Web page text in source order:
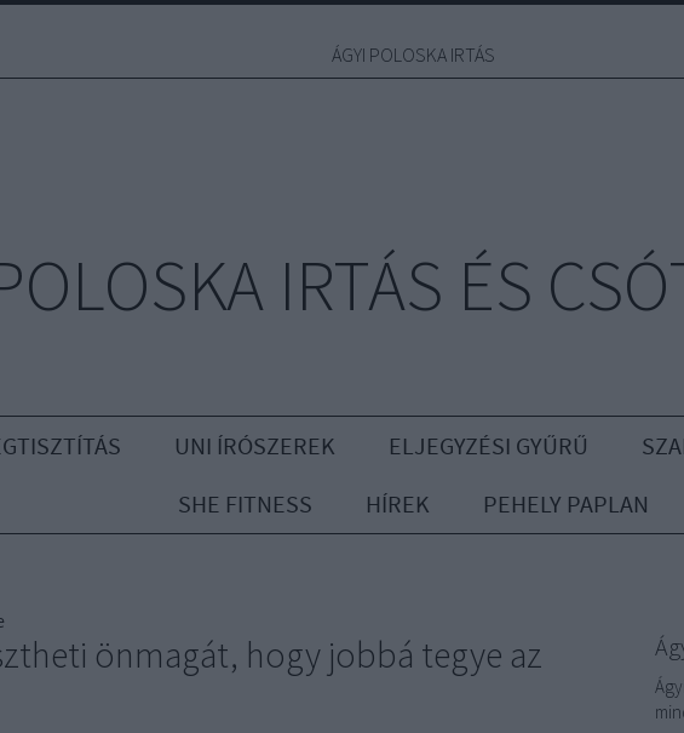
ÁGYI POLOSKA IRTÁS
IRTÁS ÉS
UNI ÍRÓSZEREK ELJEGYZÉSI GYŰRŰ
SHE FITNESS
HÍREK PEHELY PAPLAN
önmagát, hogy jobbá tegye az